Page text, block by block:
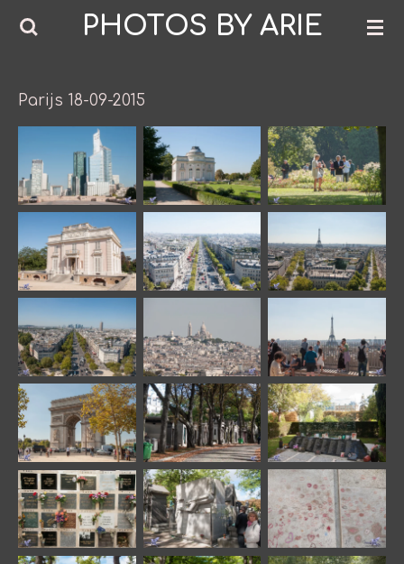
Ga
de
hoofdinhoud
PHOTOS BY ARIE
Parijs 18-09-2015